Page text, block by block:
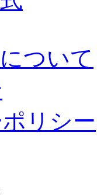
ついて
リシー